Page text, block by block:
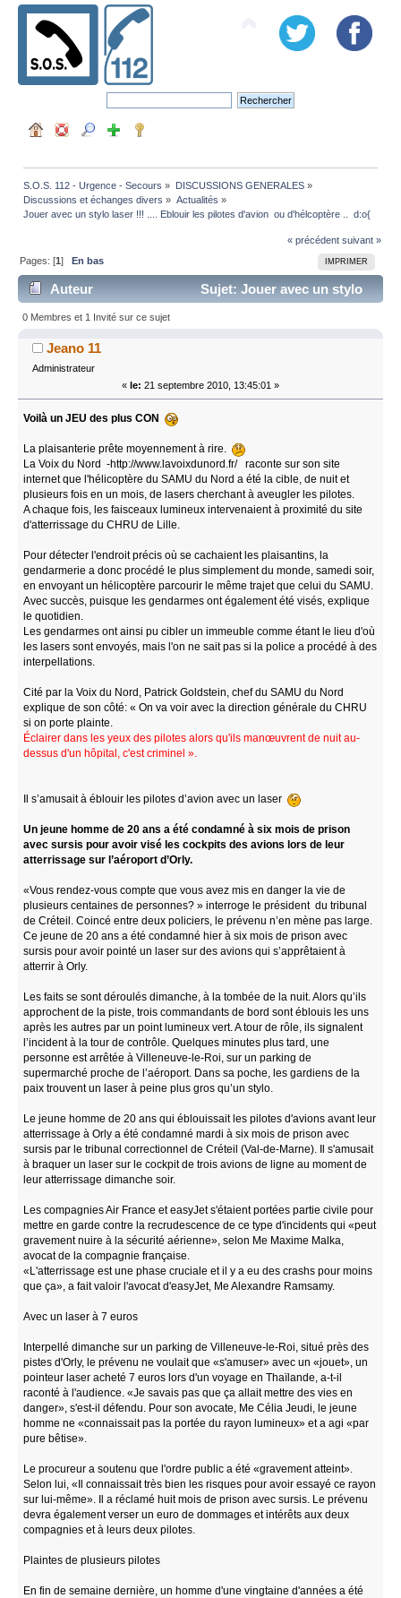
S.O.S. 112 - Urgence - Secours » DISCUSSIONS GENERALES»
Discussions et échanges divers » Actualités »
Jouer avec un stylo laser !!! .... Eblouir les pilotes d'avion  ou d'hélcoptère ..  d:o{
« précédent suivant »
IMPRIMER
Pages: [1]En bas
Auteur
Sujet: Jouer avec un stylo
laser !!! .... Eblouir les pilotes d'avion ou d'hélcoptère ..
d:o{ (Lu 38050 fois)
0 Membres et 1 Invité sur ce sujet
Jeano 11
Administrateur
« le: 21 septembre 2010, 13:45:01 »
Voilà un JEU des plus CON
La plaisanterie prête moyennement à rire.
La Voix du Nord -http://www.lavoixdunord.fr/ raconte sur son site
internet que l'hélicoptère du SAMU du Nord a été la cible, de nuit et
plusieurs fois en un mois, de lasers cherchant à aveugler les pilotes.
A chaque fois, les faisceaux lumineux intervenaient à proximité du site
d'atterrissage du CHRU de Lille.
Pour détecter l'endroit précis où se cachaient les plaisantins, la
gendarmerie a donc procédé le plus simplement du monde, samedi soir,
en envoyant un hélicoptère parcourir le même trajet que celui du SAMU.
Avec succès, puisque les gendarmes ont également été visés, explique
le quotidien.
Les gendarmes ont ainsi pu cibler un immeuble comme étant le lieu d'où
les lasers sont envoyés, mais l'on ne sait pas si la police a procédé à des
interpellations.
Cité par la Voix du Nord, Patrick Goldstein, chef du SAMU du Nord
explique de son côté: « On va voir avec la direction générale du CHRU
si on porte plainte.
Éclairer dans les yeux des pilotes alors qu'ils manœuvrent de nuit au-
dessus d'un hôpital, c'est criminel ».
Il s’amusait à éblouir les pilotes d’avion avec un laser
Un jeune homme de 20 ans a été condamné à six mois de prison
avec sursis pour avoir visé les cockpits des avions lors de leur
atterrissage sur l’aéroport d’Orly.
«Vous rendez-vous compte que vous avez mis en danger la vie de
plusieurs centaines de personnes? » interroge le président du tribunal
de Créteil. Coincé entre deux policiers, le prévenu n’en mène pas large.
Ce jeune de 20 ans a été condamné hier à six mois de prison avec
sursis pour avoir pointé un laser sur des avions qui s’apprêtaient à
atterrir à Orly.
Les faits se sont déroulés dimanche, à la tombée de la nuit. Alors qu’ils
approchent de la piste, trois commandants de bord sont éblouis les uns
après les autres par un point lumineux vert. A tour de rôle, ils signalent
l’incident à la tour de contrôle. Quelques minutes plus tard, une
personne est arrêtée à Villeneuve-le-Roi, sur un parking de
supermarché proche de l’aéroport. Dans sa poche, les gardiens de la
paix trouvent un laser à peine plus gros qu’un stylo.
Le jeune homme de 20 ans qui éblouissait les pilotes d'avions avant leur
atterrissage à Orly a été condamné mardi à six mois de prison avec
sursis par le tribunal correctionnel de Créteil (Val-de-Marne). Il s'amusait
à braquer un laser sur le cockpit de trois avions de ligne au moment de
leur atterrissage dimanche soir.
Les compagnies Air France et easyJet s'étaient portées partie civile pour
mettre en garde contre la recrudescence de ce type d'incidents qui «peut
gravement nuire à la sécurité aérienne», selon Me Maxime Malka,
avocat de la compagnie française.
«L'atterrissage est une phase cruciale et il y a eu des crashs pour moins
que ça», a fait valoir l'avocat d'easyJet, Me Alexandre Ramsamy.
Avec un laser à 7 euros
Interpellé dimanche sur un parking de Villeneuve-le-Roi, situé près des
pistes d'Orly, le prévenu ne voulait que «s'amuser» avec un «jouet», un
pointeur laser acheté 7 euros lors d'un voyage en Thaïlande, a-t-il
raconté à l'audience. «Je savais pas que ça allait mettre des vies en
danger», s'est-il défendu. Pour son avocate, Me Célia Jeudi, le jeune
homme ne «connaissait pas la portée du rayon lumineux» et a agi «par
pure bêtise».
Le procureur a soutenu que l'ordre public a été «gravement atteint».
Selon lui, «Il connaissait très bien les risques pour avoir essayé ce rayon
sur lui-même». Il a réclamé huit mois de prison avec sursis. Le prévenu
devra également verser un euro de dommages et intérêts aux deux
compagnies et à leurs deux pilotes.
Plaintes de plusieurs pilotes
En fin de semaine dernière, un homme d'une vingtaine d'années a été